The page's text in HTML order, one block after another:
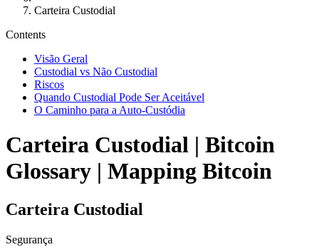
Carteira Custodial
Contents
Visão Geral
Custodial vs Não Custodial
Riscos
Quando Custodial Pode Ser Aceitável
O Caminho para a Auto-Custódia
Carteira Custodial | Bitcoin
Glossary | Mapping Bitcoin
Carteira Custodial
Segurança